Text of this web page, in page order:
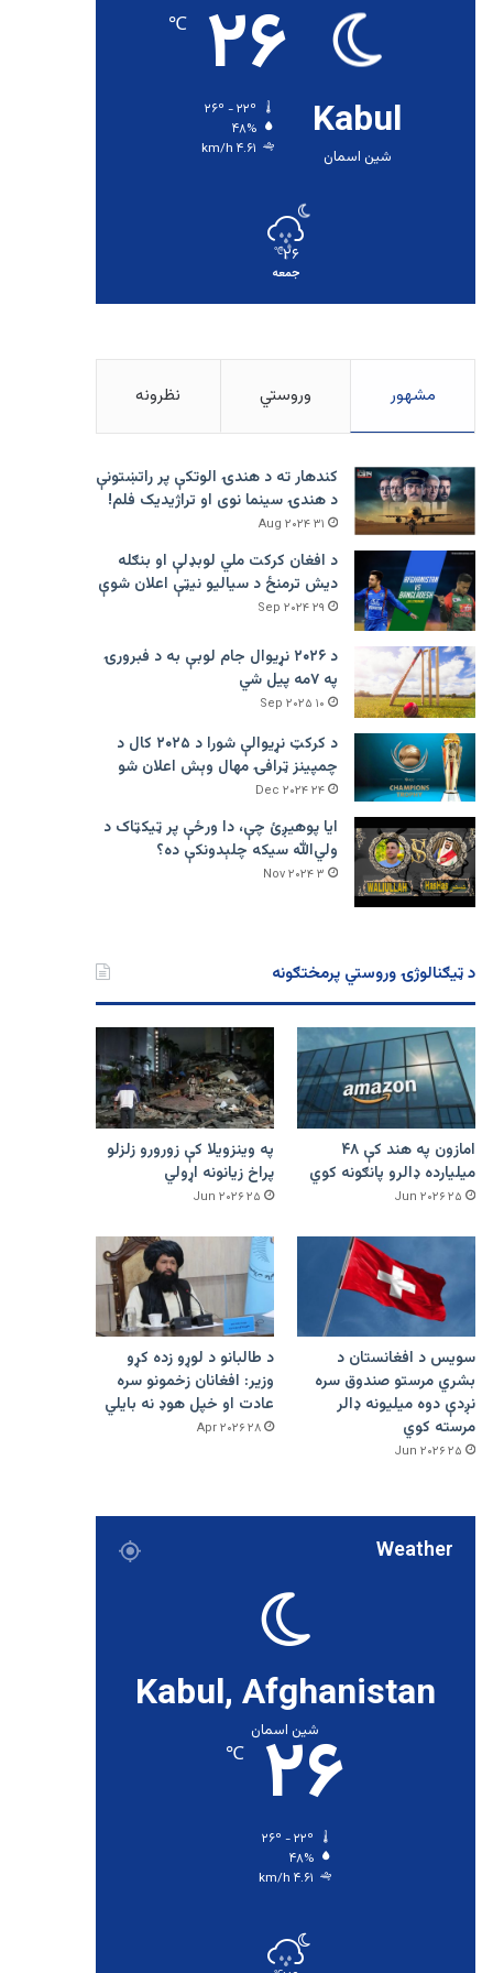
Kabul
شین اسمان
۲۶ ℃
۴۸%
۴.۶۱ km/h
۲۶℃
جمعه
مشهور وروستي نظرونه
کندهار ته د هندۍ الوتکې پر راتښتونې
د هندۍ سینما نوی او تراژيديک فلم!
۳۱ Aug ۲۰۲۴
د افغان کرکت ملي لوبډلې او بنګله
دیش ترمنځ د سیالیو نیټې اعلان شوې
۲۹ Sep ۲۰۲۴
د ۲۰۲۶ نړیوال جام لوبې به د فبرورۍ
په ۷مه پیل شي
۱۰ Sep ۲۰۲۵
د کرکټ نړیوالې شورا د ۲۰۲۵ کال د
چمپینز ټرافۍ مهال وېش اعلان شو
۲۴ Dec ۲۰۲۴
ایا پوهیږئ چې، دا ورځې پر ټيکټاک د
ولي‌الله سیکه چلېدونکې ده؟
۳ Nov ۲۰۲۴
د ټیګنالوژۍ وروستي پرمختګونه
امازون په هند کې ۴۸
میلیارده ډالرو پانګونه کوي
۲۵ Jun ۲۰۲۶
په وینزویلا کې زورورو زلزلو
پراخ زیانونه اړولي
۲۵ Jun ۲۰۲۶
سویس د افغانستان د
بشري مرستو صندوق سره
نږدې دوه میلیونه ډالر
مرسته کوي
۲۵ Jun ۲۰۲۶
د طالبانو د لوړو زده کړو
وزیر: افغانان زخمونو سره
عادت او خپل هوډ نه بایلي
۲۸ Apr ۲۰۲۶
Weather
Kabul, Afghanistan
شین اسمان
۲۶ ℃
۴۸%
۴.۶۱ km/h